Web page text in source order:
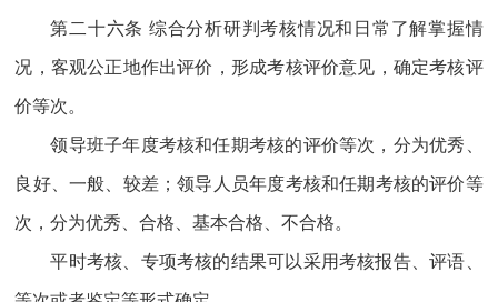
第二十六条 综合分析研判考核情况和日常了解掌握情
况，客观公正地作出评价，形成考核评价意见，确定考核评
价等次。
领导班子年度考核和任期考核的评价等次，分为优秀、
良好、一般、较差；领导人员年度考核和任期考核的评价等
次，分为优秀、合格、基本合格、不合格。
平时考核、专项考核的结果可以采用考核报告、评语、